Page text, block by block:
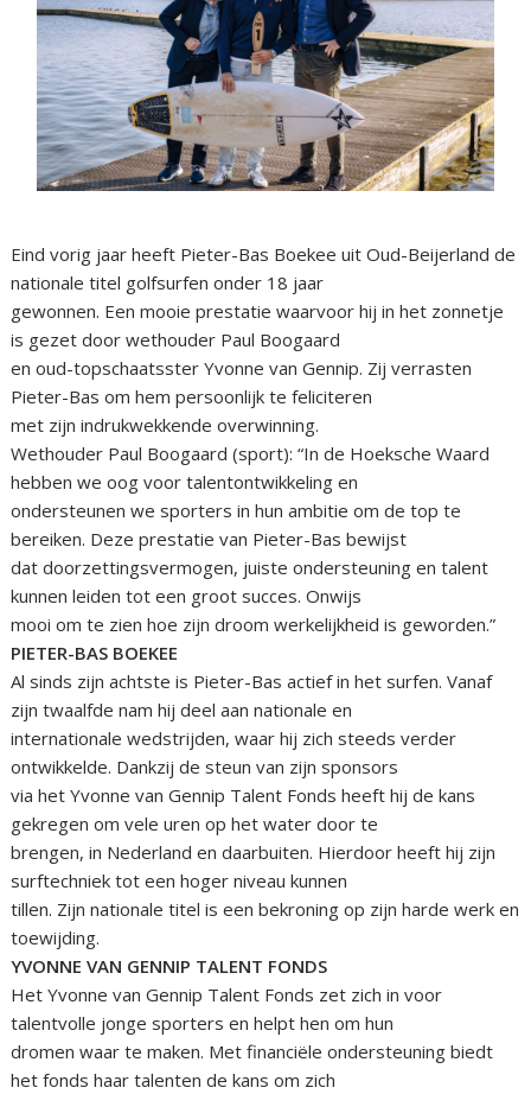
Eind vorig jaar heeft Pieter-Bas Boekee uit Oud-Beijerland de
nationale titel golfsurfen onder 18 jaar
gewonnen. Een mooie prestatie waarvoor hij in het zonnetje
is gezet door wethouder Paul Boogaard
en oud-topschaatsster Yvonne van Gennip. Zij verrasten
Pieter-Bas om hem persoonlijk te feliciteren
met zijn indrukwekkende overwinning.
Wethouder Paul Boogaard (sport): “In de Hoeksche Waard
hebben we oog voor talentontwikkeling en
ondersteunen we sporters in hun ambitie om de top te
bereiken. Deze prestatie van Pieter-Bas bewijst
dat doorzettingsvermogen, juiste ondersteuning en talent
kunnen leiden tot een groot succes. Onwijs
mooi om te zien hoe zijn droom werkelijkheid is geworden.”
PIETER-BAS BOEKEE
Al sinds zijn achtste is Pieter-Bas actief in het surfen. Vanaf
zijn twaalfde nam hij deel aan nationale en
internationale wedstrijden, waar hij zich steeds verder
ontwikkelde. Dankzij de steun van zijn sponsors
via het Yvonne van Gennip Talent Fonds heeft hij de kans
gekregen om vele uren op het water door te
brengen, in Nederland en daarbuiten. Hierdoor heeft hij zijn
surftechniek tot een hoger niveau kunnen
tillen. Zijn nationale titel is een bekroning op zijn harde werk en
toewijding.
YVONNE VAN GENNIP TALENT FONDS
Het Yvonne van Gennip Talent Fonds zet zich in voor
talentvolle jonge sporters en helpt hen om hun
dromen waar te maken. Met financiële ondersteuning biedt
het fonds haar talenten de kans om zich